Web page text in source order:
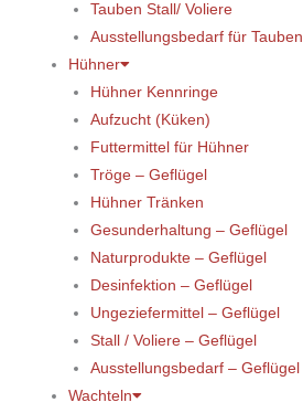
Tauben Stall/ Voliere
Ausstellungsbedarf für Tauben
Hühner
Hühner Kennringe
Aufzucht (Küken)
Futtermittel für Hühner
Tröge – Geflügel
Hühner Tränken
Gesunderhaltung – Geflügel
Naturprodukte – Geflügel
Desinfektion – Geflügel
Ungeziefermittel – Geflügel
Stall / Voliere – Geflügel
Ausstellungsbedarf – Geflügel
Wachteln